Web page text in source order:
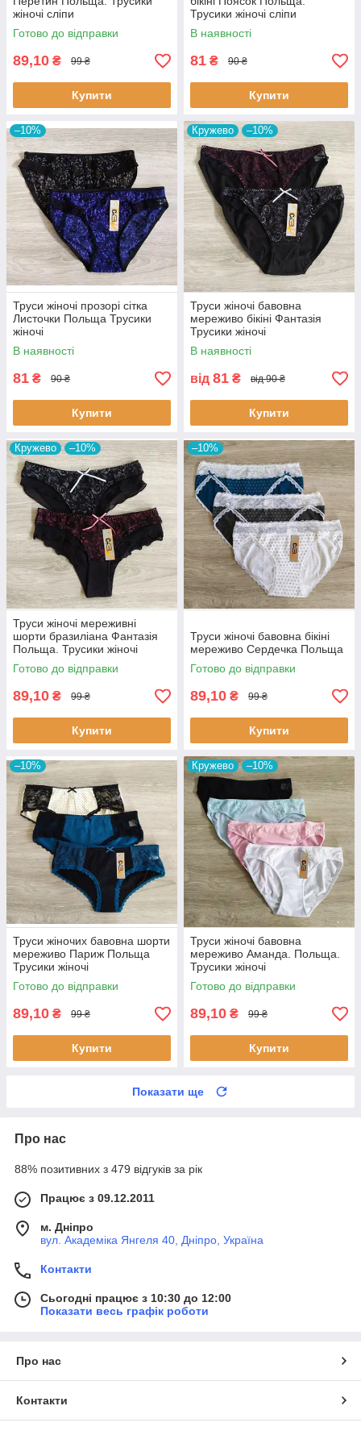
жіночі сліпи
Готово до відправки
89,10 ₴ 99 ₴
Купити
Трусики жіночі сліпи
В наявності
81 ₴ 90 ₴
Купити
–10%
Труси жіночі прозорі сітка
Листочки Польща Трусики
жіночі
В наявності
81 ₴ 90 ₴
Купити
Кружево –10%
Труси жіночі бавовна
мереживо бікіні Фантазія
Трусики жіночі
В наявності
від 81 ₴ від 90 ₴
Купити
Кружево –10%
Труси жіночі мереживні
шорти бразиліана Фантазія
Польща. Трусики жіночі
шортами
Готово до відправки
89,10 ₴ 99 ₴
Купити
–10%
Труси жіночі бавовна бікіні
мереживо Сердечка Польща
Готово до відправки
89,10 ₴ 99 ₴
Купити
–10%
Труси жіночих бавовна шорти
мереживо Париж Польща
Трусики жіночі
Готово до відправки
89,10 ₴ 99 ₴
Купити
Кружево –10%
Труси жіночі бавовна
мереживо Аманда. Польща.
Трусики жіночі
Готово до відправки
89,10 ₴ 99 ₴
Купити
Показати ще
Про нас
88% позитивних з 479 відгуків за рік
Працює з 09.12.2011
м. Дніпро
вул. Академіка Янгеля 40, Дніпро, Україна
Контакти
Сьогодні працює з 10:30 до 12:00
Показати весь графік роботи
Про нас
Контакти